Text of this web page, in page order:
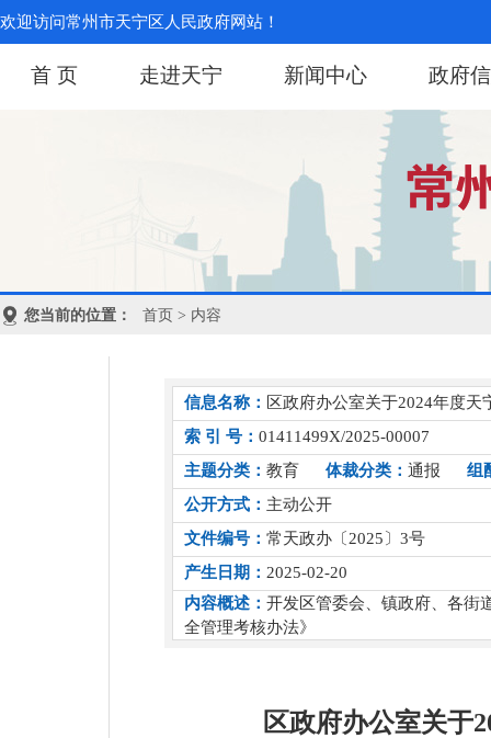
欢迎访问常州市天宁区人民政府网站！
首 页 走进天宁 新闻中心 政府
您当前的位置： 首页 > 内容
信息名称： 区政府办公室关于2024年度
索 引 号： 01411499X/2025-00007
主题分类： 教育 体裁分类： 通报
组
公开方式： 主动公开
文件编号： 常天政办〔2025〕3号
产生日期： 2025-02-20
内容概述： 开发区管委会、镇政府、各街
全管理考核办法》
区政府办公室关于